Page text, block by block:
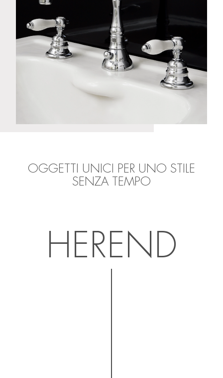
OGGETTI UNICI PER UNO STILE
SENZA TEMPO
HEREND